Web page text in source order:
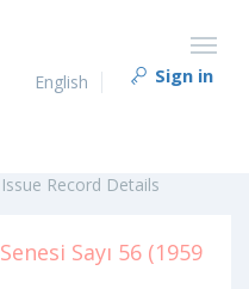
English Sign in
Issue Record Details
Sayı 56 (1959